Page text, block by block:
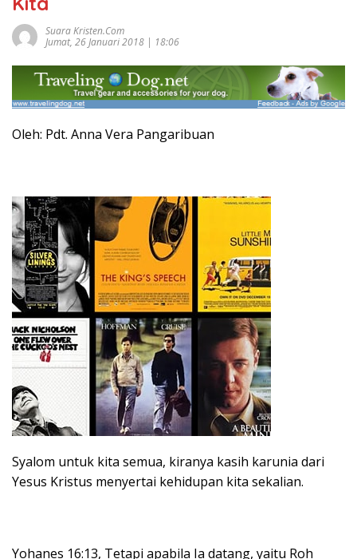
Suara Kristen.com
Jumat, 26 Januari 2018 | 18:06
Oleh: Pdt. Anna Vera Pangaribuan
Syalom untuk kita semua, kiranya kasih karunia dari
Yesus Kristus menyertai kehidupan kita sekalian.
Yohanes 16:13, Tetapi apabila Ia datang, yaitu Roh